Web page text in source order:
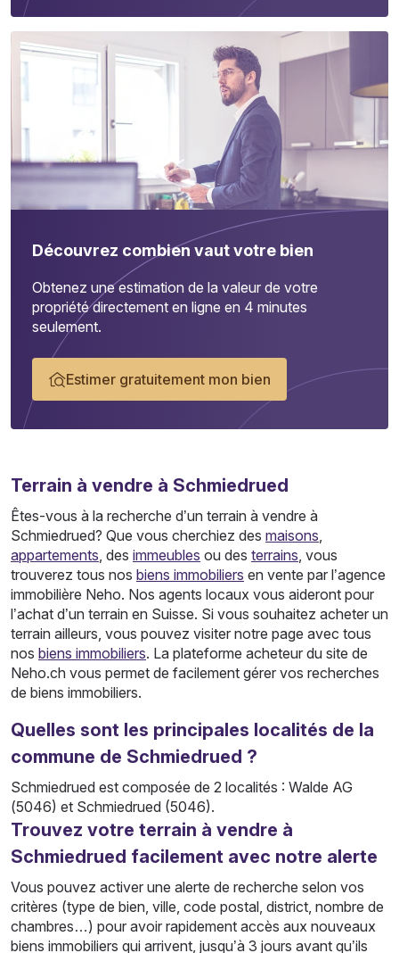
Découvrez combien vaut votre bien
Obtenez une estimation de la valeur de votre
propriété directement en ligne en 4 minutes
seulement.
Estimer gratuitement mon bien
Terrain à vendre à Schmiedrued
Êtes-vous à la recherche d’un terrain à vendre à
Schmiedrued? Que vous cherchiez des maisons,
appartements, des immeubles ou des terrains, vous
trouverez tous nos biens immobiliers en vente par l’agence
immobilière Neho. Nos agents locaux vous aideront pour
l’achat d’un terrain en Suisse. Si vous souhaitez acheter un
terrain ailleurs, vous pouvez visiter notre page avec tous
nos biens immobiliers. La plateforme acheteur du site de
Neho.ch vous permet de facilement gérer vos recherches
de biens immobiliers.
Quelles sont les principales localités de la
commune de Schmiedrued ?
Schmiedrued est composée de 2 localités : Walde AG
(5046) et Schmiedrued (5046).
Trouvez votre terrain à vendre à
Schmiedrued facilement avec notre alerte
Vous pouvez activer une alerte de recherche selon vos
critères (type de bien, ville, code postal, district, nombre de
chambres…) pour avoir rapidement accès aux nouveaux
biens immobiliers qui arrivent, jusqu’à 3 jours avant qu’ils